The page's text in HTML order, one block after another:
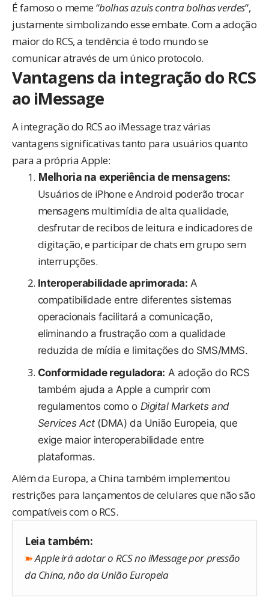
É famoso o meme “bolhas azuis contra bolhas verdes“,
justamente simbolizando esse embate. Com a adoção
maior do RCS, a tendência é todo mundo se
comunicar através de um único protocolo.
Vantagens da integração do RCS
ao iMessage
A integração do RCS ao iMessage traz várias
vantagens significativas tanto para usuários quanto
para a própria Apple:
Melhoria na experiência de mensagens:
Usuários de iPhone e Android poderão trocar
mensagens multimídia de alta qualidade,
desfrutar de recibos de leitura e indicadores de
digitação, e participar de chats em grupo sem
interrupções.
Interoperabilidade aprimorada: A
compatibilidade entre diferentes sistemas
operacionais facilitará a comunicação,
eliminando a frustração com a qualidade
reduzida de mídia e limitações do SMS/MMS.
Conformidade reguladora: A adoção do RCS
também ajuda a Apple a cumprir com
regulamentos como o Digital Markets and
Services Act(DMA) da União Europeia, que
exige maior interoperabilidade entre
plataformas.
Além da Europa, a China também implementou
restrições para lançamentos de celulares que não são
compatíveis com o RCS.
Leia também:
➽Apple irá adotar o RCS no iMessage por pressão
da China, não da União Europeia